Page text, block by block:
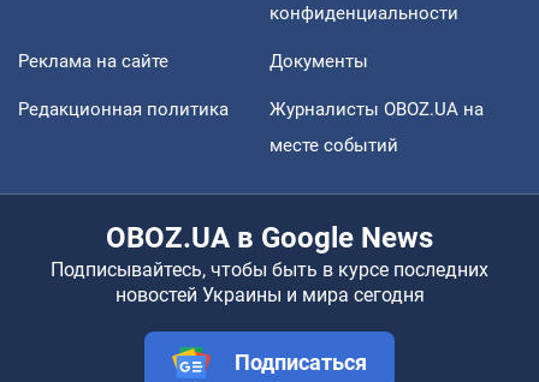
конфиденциальности
Реклама на сайте Документы
Редакционная политика
Журналисты OBOZ.UA на
месте событий
OBOZ.UA в Google News
Подписывайтесь, чтобы быть в курсе последних
новостей Украины и мира сегодня
Подписаться